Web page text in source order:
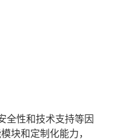
全性和技术支持等因
块和定制化能力，